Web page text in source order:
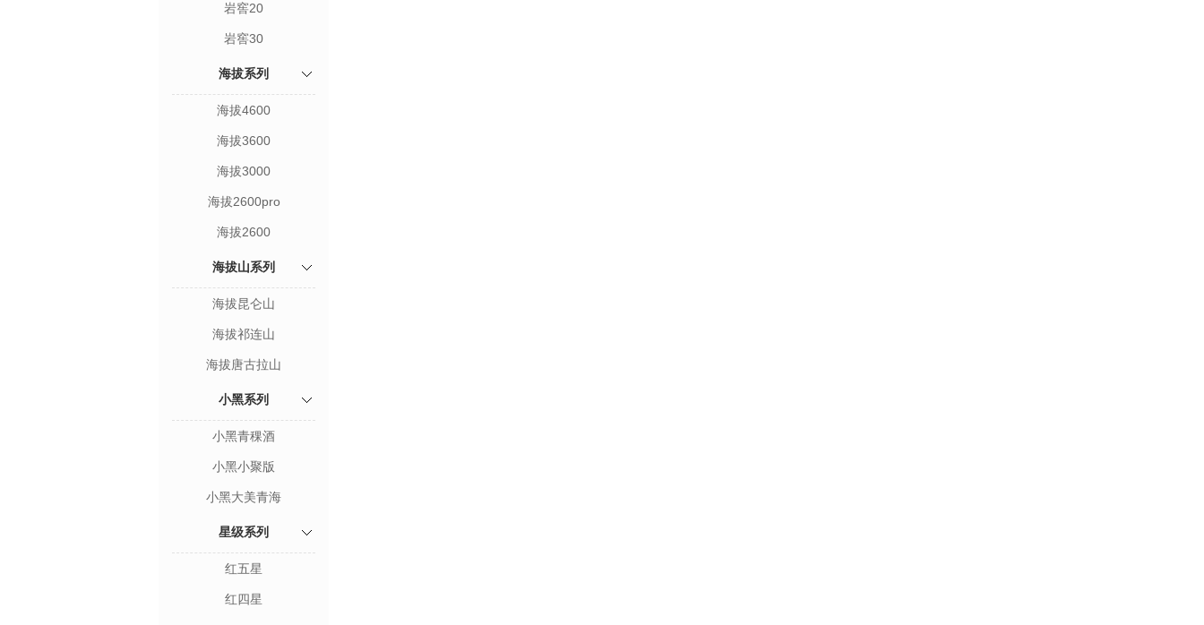
岩窖20
岩窖30
海拔系列
海拔4600
海拔3600
海拔3000
海拔2600pro
海拔2600
海拔山系列
海拔昆仑山
海拔祁连山
海拔唐古拉山
小黑系列
小黑青稞酒
小黑小聚版
小黑大美青海
星级系列
红五星
红四星